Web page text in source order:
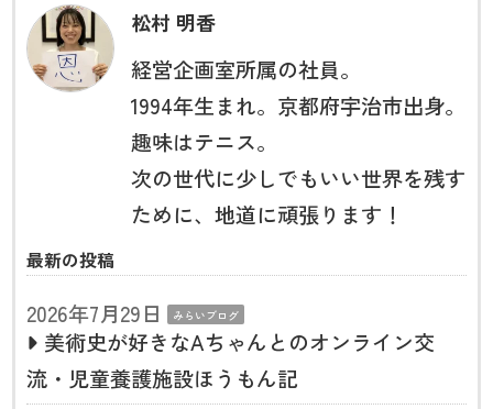
松村 明香
経営企画室所属の社員。
1994年生まれ。京都府宇治市出身。
趣味はテニス。
次の世代に少しでもいい世界を残す
ために、地道に頑張ります！
最新の投稿
2026年7月29日 みらいブログ
美術史が好きなAちゃんとのオンライン交
流・児童養護施設ほうもん記